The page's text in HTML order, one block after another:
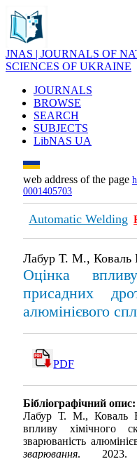
JNAS | JOURNALS OF
SCIENCES OF UKRAINE
JOURNALS
BROWSE
SEARCH
SUBJECTS
LibNAS UA
web address of the page
0001405703
Automatic Welding
Лабур Т. М.,
Оцінка
присадних
алюмінієвого
PDF
Бібліографічний опис:
Лабур Т. М., Коваль
впливу хімічного
зварюваність
зварювання.